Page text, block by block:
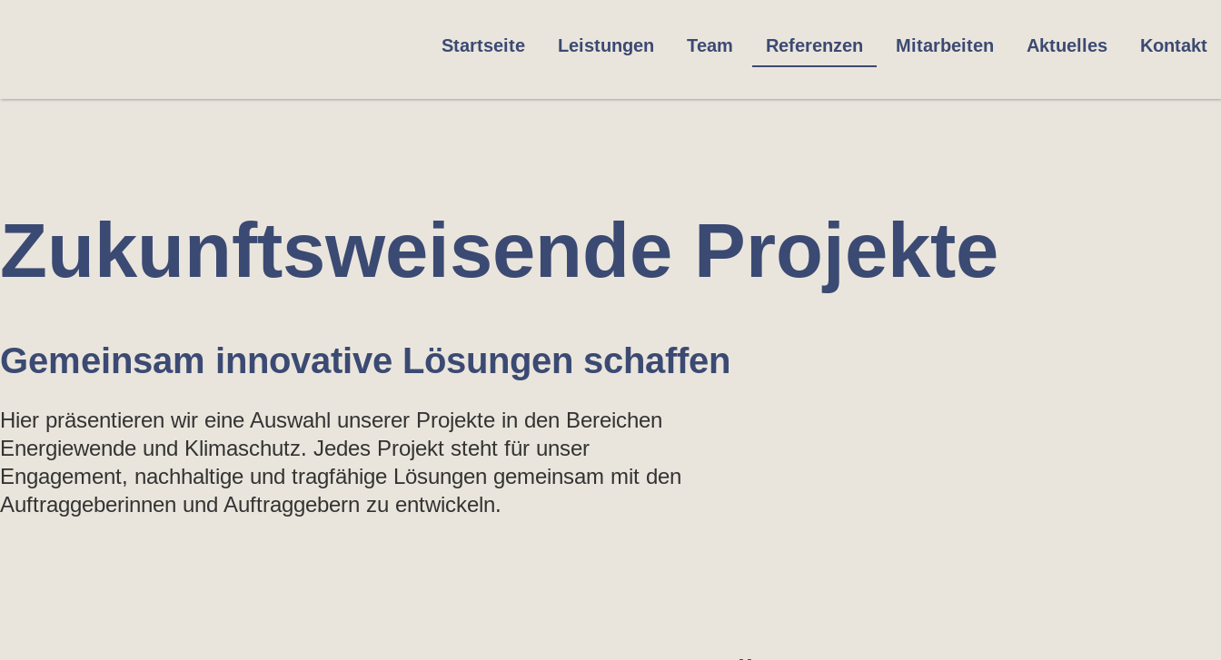
Startseite Leistungen Team Referenzen Mitarbeiten Aktuelles Kontakt
Zukunfts­weisende Projekte
Gemeinsam innovative Lösungen schaffen
Hier präsentieren wir eine Auswahl unserer Projekte in den Bereichen
Energiewende und Klimaschutz. Jedes Projekt steht für unser
Engagement, nachhaltige und tragfähige Lösungen gemeinsam mit den
Auftraggeberinnen und Auftraggebern zu entwickeln.